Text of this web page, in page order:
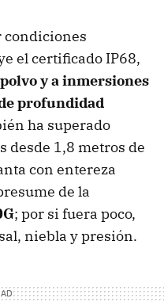
condiciones
el certificado IP68,
y a inmersiones
profundidad
ha superado
desde 1,8 metros de
con entereza
de la
; por si fuera poco,
niebla y presión.